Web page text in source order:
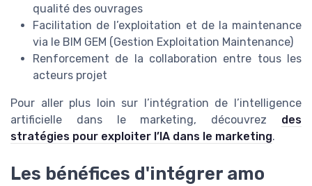
qualité des ouvrages
Facilitation de l’exploitation et de la maintenance
via le BIM GEM (Gestion Exploitation Maintenance)
Renforcement de la collaboration entre tous les
acteurs projet
Pour aller plus loin sur l’intégration de l’intelligence
artificielle dans le marketing, découvrez des
stratégies pour exploiter l’IA dans le marketing.
Les bénéfices d'intégrer amo